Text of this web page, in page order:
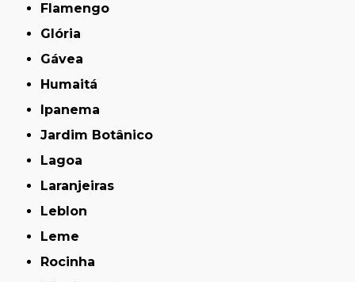
Flamengo
Glória
Gávea
Humaitá
Ipanema
Jardim Botânico
Lagoa
Laranjeiras
Leblon
Leme
Rocinha